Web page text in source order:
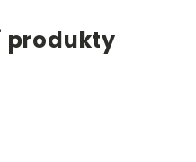
produkty